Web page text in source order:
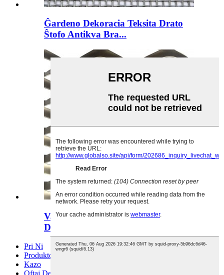
Ĝardeno Dekoracia Teksita Drato
Ŝtofo Antikva Bra...
Vastigitaj Metalaj Folioj kun
Diamantaj Malfermaĵoj
Pri Ni
Produktoj
Kazo